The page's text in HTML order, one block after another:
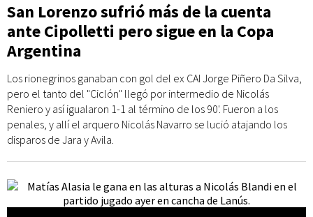
San Lorenzo sufrió más de la cuenta
ante Cipolletti pero sigue en la Copa
Argentina
Los rionegrinos ganaban con gol del ex CAI Jorge Piñero Da Silva,
pero el tanto del "Ciclón" llegó por intermedio de Nicolás
Reniero y así igualaron 1-1 al término de los 90'. Fueron a los
penales, y allí el arquero Nicolás Navarro se lució atajando los
disparos de Jara y Avila.